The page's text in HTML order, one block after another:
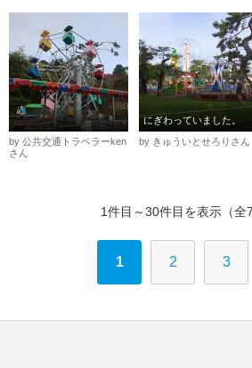
by 公共交通トラベラーken
さん
にぎわっていました。
by きゅういとせろりさん
1件目～30件目を表示（全
1 2 3